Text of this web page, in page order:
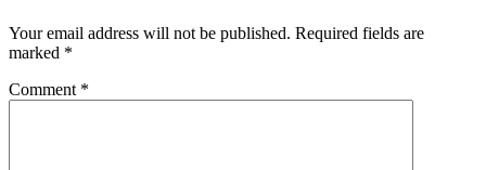
Your email address will not be published. Required fields are
marked *
Comment *